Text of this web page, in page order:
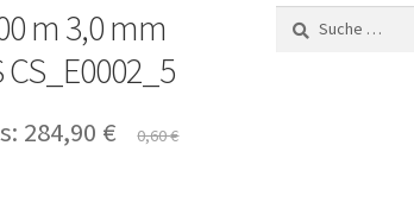
m 3,0 mm
284,90 € Aktueller
0,60€
Suche
nach: